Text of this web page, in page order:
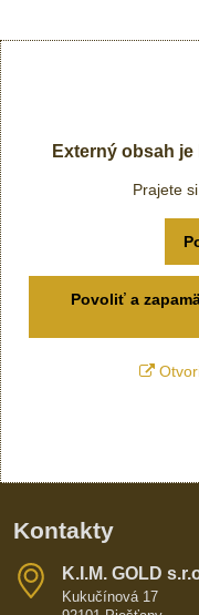
Externý obsah
Prajete
Povoliť a
Kontakty
K​​.I​​.M​​. GOLD
Kukučínová 17